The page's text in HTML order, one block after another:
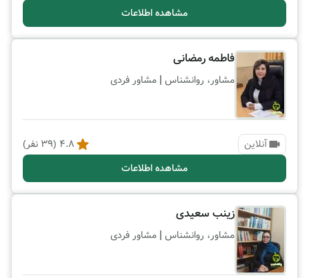
مشاهده اطلاعات
فاطمه رمضانی
مشاور، روانشناس | مشاور فردی
آنلاین 4.8
(
39 نفر)
مشاهده اطلاعات
زینب سعیدی
مشاور، روانشناس | مشاور فردی